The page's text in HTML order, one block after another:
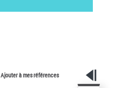
Ajouter à mes références